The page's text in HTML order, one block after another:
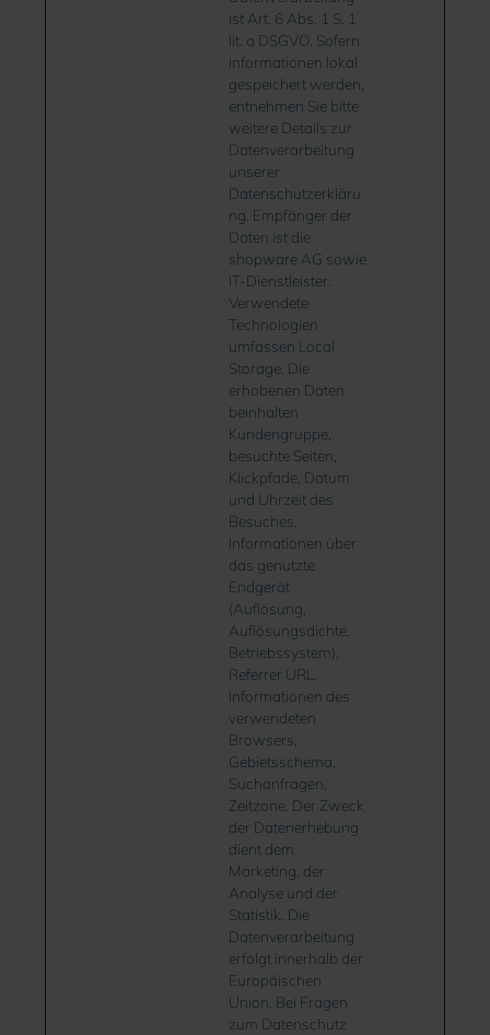
ist Art. 6 Abs. 1 S. 1
lit. a DSGVO. Sofern
Informationen lokal
gespeichert werden,
entnehmen Sie bitte
weitere Details zur
Datenverarbeitung
unserer
Datenschutzerkläru
ng. Empfänger der
Daten ist die
shopware AG sowie
IT-Dienstleister.
Verwendete
Technologien
umfassen Local
Storage. Die
erhobenen Daten
beinhalten
Kundengruppe,
besuchte Seiten,
Klickpfade, Datum
und Uhrzeit des
Besuches,
Informationen über
das genutzte
Endgerät
(Auflösung,
Auflösungsdichte,
Betriebssystem),
Referrer URL,
Informationen des
verwendeten
Browsers,
Gebietsschema,
Suchanfragen,
Zeitzone. Der Zweck
der Datenerhebung
dient dem
Marketing, der
Analyse und der
Statistik. Die
Datenverarbeitung
erfolgt innerhalb der
Europäischen
Union. Bei Fragen
zum Datenschutz